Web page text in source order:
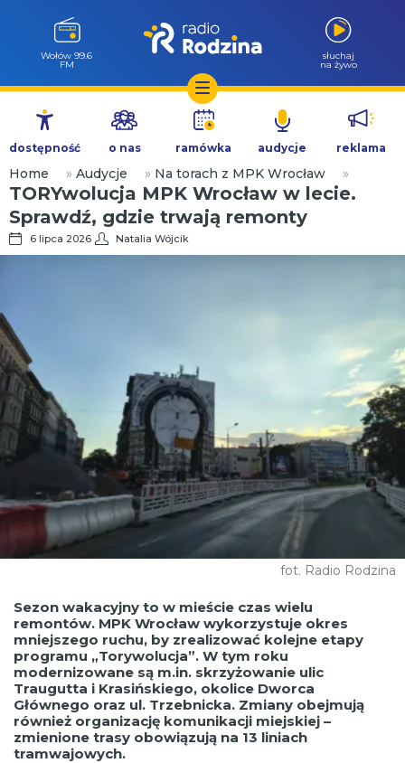
Przejdź
treści
Wołów 99.6
FM
słuchaj
na żywo
dostępność o nas ramówka audycje reklama
Home » Audycje » Na torach z MPK Wrocław »
TORYwolucja MPK Wrocław w lecie.
Sprawdź, gdzie trwają remonty
6 lipca 2026 Natalia Wójcik
fot. Radio Rodzina
Sezon wakacyjny to w mieście czas wielu
remontów. MPK Wrocław wykorzystuje okres
mniejszego ruchu, by zrealizować kolejne etapy
programu „Torywolucja”. W tym roku
modernizowane są m.in. skrzyżowanie ulic
Traugutta i Krasińskiego, okolice Dworca
Głównego oraz ul. Trzebnicka. Zmiany obejmują
również organizację komunikacji miejskiej –
zmienione trasy obowiązują na 13 liniach
tramwajowych.